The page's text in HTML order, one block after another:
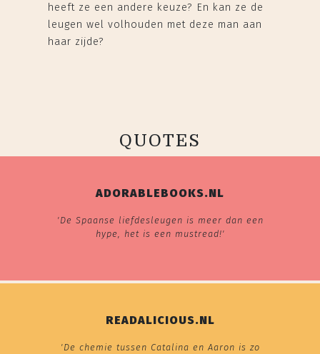
heeft ze een andere keuze? En kan ze de
leugen wel volhouden met deze man aan
haar zijde?
QUOTES
ADORABLEBOOKS.NL
'De Spaanse liefdesleugen is meer dan een
hype, het is een mustread!'
READALICIOUS.NL
'De chemie tussen Catalina en Aaron is zo